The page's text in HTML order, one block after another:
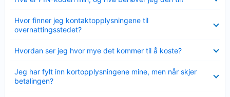
mindre
Hvor finner jeg kontaktopplysningene til
overnattingsstedet?
mindre
Hvordan ser jeg hvor mye det kommer til å koste?
mindre
Jeg har fylt inn kortopplysningene mine, men når skjer
betalingen?
mindre